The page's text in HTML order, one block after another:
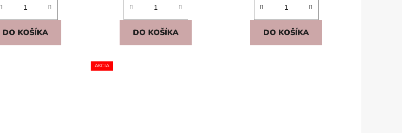
DO KOŠÍKA DO KOŠÍKA DO KOŠÍKA
AKCIA